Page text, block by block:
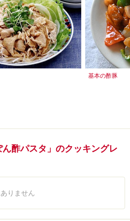
基本の酢豚
ん酢パスタ」のクッキングレ
りません